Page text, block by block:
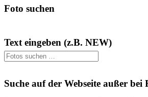
Foto suchen
Text eingeben (z.B. NEW)
Suche auf der Webseite außer bei